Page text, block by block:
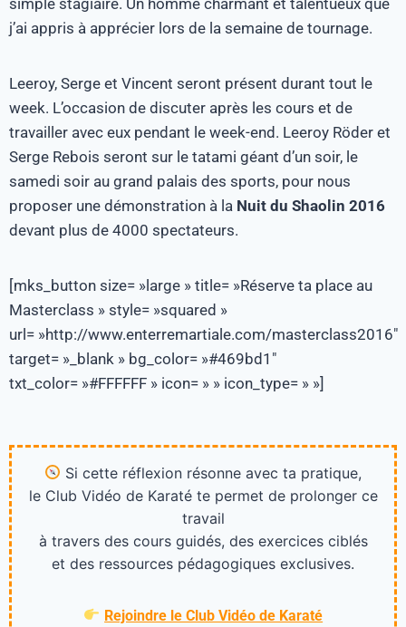
j’ai appris à apprécier lors de la semaine de tournage.
Leeroy, Serge et Vincent seront présent durant tout le
week. L’occasion de discuter après les cours et de
travailler avec eux pendant le week-end. Leeroy Röder et
Serge Rebois seront sur le tatami géant d’un soir, le
samedi soir au grand palais des sports, pour nous
proposer une démonstration à la Nuit du Shaolin 2016
devant plus de 4000 spectateurs.
[mks_button size= »large » title= »Réserve ta place au
Masterclass » style= »squared »
url= »http://www.enterremartiale.com/masterclass2016″
target= »_blank » bg_color= »#469bd1″
txt_color= »#FFFFFF » icon= » » icon_type= » »]
Si cette réflexion résonne avec ta pratique,
le Club Vidéo de Karaté te permet de prolonger ce
travail
à travers des cours guidés, des exercices ciblés
et des ressources pédagogiques exclusives.
Rejoindre le Club Vidéo de Karaté